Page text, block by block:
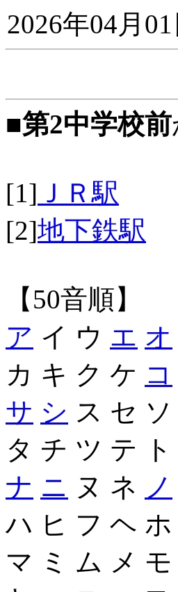
2026年04月
■第2中学校前
[1] ＪＲ駅
[2]地下鉄駅
【50音順】
ア イ ウ エ オ
カ キ ク ケ コ
サ シ ス セ ソ
タ チ ツ テ ト
ナ ニ ヌ ネ ノ
ハ ヒ フ ヘ ホ
マ ミ ム メ モ